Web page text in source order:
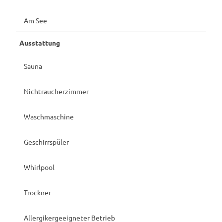
Am See
Ausstattung
Sauna
Nichtraucherzimmer
Waschmaschine
Geschirrspüler
Whirlpool
Trockner
Allergikergeeigneter Betrieb